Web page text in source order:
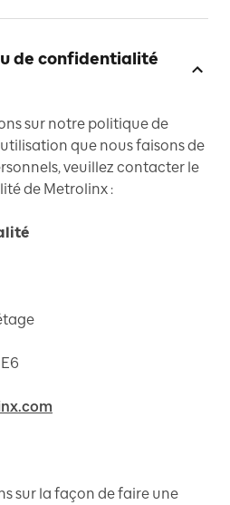
de confidentialité
sur notre politique de
que nous faisons de
veuillez contacter le
de Metrolinx :
sur la façon de faire une